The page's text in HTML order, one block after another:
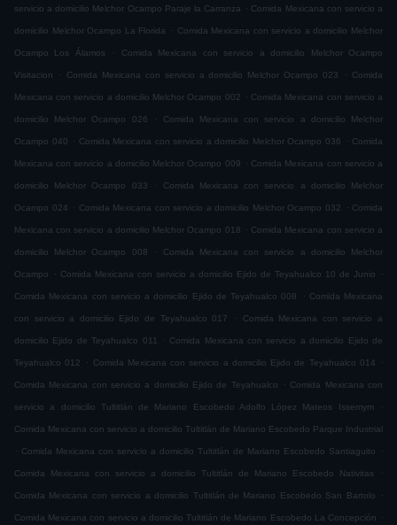
servicio a domicilio Melchor Ocampo Paraje la Carranza . Comida Mexicana con servicio a
domicilio Melchor Ocampo La Florida . Comida Mexicana con servicio a domicilio Melchor
Ocampo Los Álamos . Comida Mexicana con servicio a domicilio Melchor Ocampo
Visitacion . Comida Mexicana con servicio a domicilio Melchor Ocampo 023 . Comida
Mexicana con servicio a domicilio Melchor Ocampo 002 . Comida Mexicana con servicio a
domicilio Melchor Ocampo 026 . Comida Mexicana con servicio a domicilio Melchor
Ocampo 040 . Comida Mexicana con servicio a domicilio Melchor Ocampo 036 . Comida
Mexicana con servicio a domicilio Melchor Ocampo 009 . Comida Mexicana con servicio a
domicilio Melchor Ocampo 033 . Comida Mexicana con servicio a domicilio Melchor
Ocampo 024 . Comida Mexicana con servicio a domicilio Melchor Ocampo 032 . Comida
Mexicana con servicio a domicilio Melchor Ocampo 018 . Comida Mexicana con servicio a
domicilio Melchor Ocampo 008 . Comida Mexicana con servicio a domicilio Melchor
Ocampo . Comida Mexicana con servicio a domicilio Ejido de Teyahualco 10 de Junio .
Comida Mexicana con servicio a domicilio Ejido de Teyahualco 008 . Comida Mexicana
con servicio a domicilio Ejido de Teyahualco 017 . Comida Mexicana con servicio a
domicilio Ejido de Teyahualco 011 . Comida Mexicana con servicio a domicilio Ejido de
Teyahualco 012 . Comida Mexicana con servicio a domicilio Ejido de Teyahualco 014 .
Comida Mexicana con servicio a domicilio Ejido de Teyahualco . Comida Mexicana con
servicio a domicilio Tultitlán de Mariano Escobedo Adolfo López Mateos Issemym .
Comida Mexicana con servicio a domicilio Tultitlán de Mariano Escobedo Parque Industrial
. Comida Mexicana con servicio a domicilio Tultitlán de Mariano Escobedo Santiaguito .
Comida Mexicana con servicio a domicilio Tultitlán de Mariano Escobedo Nativitas .
Comida Mexicana con servicio a domicilio Tultitlán de Mariano Escobedo San Bartolo .
Comida Mexicana con servicio a domicilio Tultitlán de Mariano Escobedo La Concepción .